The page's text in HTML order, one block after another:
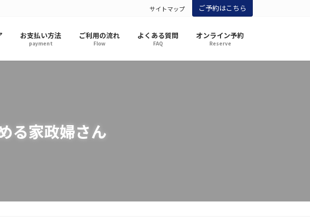
サイトマップ ご予約はこちら
お支払い方法
payment
ご利用の流れ
Flow
よくある質問
FAQ
オンライン予約
Reserve
る家政婦さん